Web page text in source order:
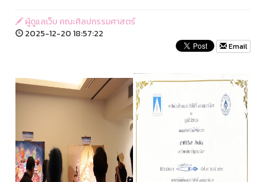
ผู้ดูแลเว็บ คณะศิลปกรรมศาสตร์
2025-12-20 18:57:22
Email